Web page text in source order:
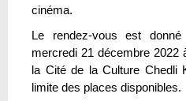
cinéma.
Le rendez-vous est
mercredi 21 décembre 2022
la Cité de la Culture Chedli
limite des places disponibles.